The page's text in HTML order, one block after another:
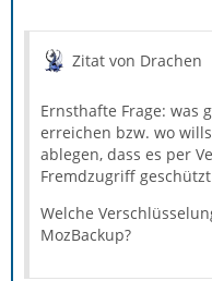
Zitat von Drachen
Ernsthafte Frage: was
erreichen bzw. wo
ablegen, dass es per
Fremdzugriff
Welche
MozBackup?